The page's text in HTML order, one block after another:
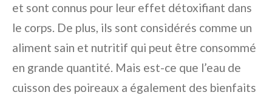
et sont connus pour leur effet détoxifiant dans
le corps. De plus, ils sont considérés comme un
aliment sain et nutritif qui peut être consommé
en grande quantité. Mais est-ce que l’eau de
cuisson des poireaux a également des bienfaits